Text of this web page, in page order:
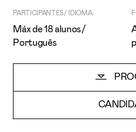
Aceito receber emails sobre
PARTICIPANTES/ IDIOMA:
Máx de 18 alunos/
Português